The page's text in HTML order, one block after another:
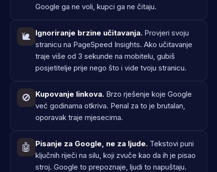
Google ga ne voli, kupci ga ne čitaju.
🐌 Ignoriranje brzine učitavanja. Provjeri svoju
stranicu na PageSpeed Insights. Ako učitavanje
traje više od 3 sekunde na mobitelu, gubiš
posjetitelje prije nego što i vide tvoju stranicu.
🚫 Kupovanje linkova. Brzo rješenje koje Google
već godinama otkriva. Penal za to je brutalan,
oporavak traje mjesecima.
🤖 Pisanje za Google, ne za ljude. Tekstovi puni
ključnih riječi na silu, koji zvuče kao da ih je pisao
stroj. Google to prepoznaje, ljudi to napuštaju.